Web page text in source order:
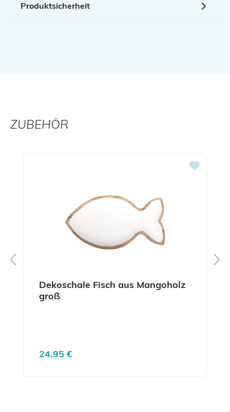
Produktsicherheit
ZUBEHÖR
Dekoschale Fisch aus Mangoholz
groß
Regulärer Preis:
24,95 €